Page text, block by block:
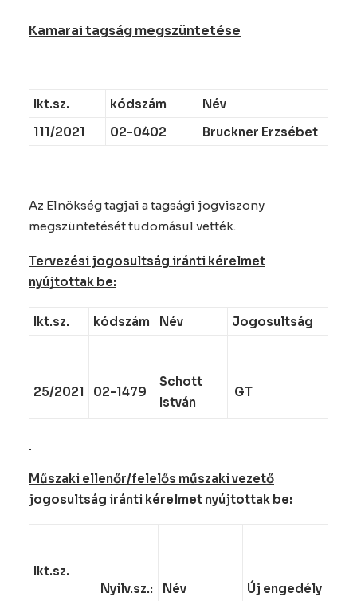
Kamarai tagság megszüntetése
Ikt.sz. kódszám
Név
111/2021
02-0402 Bruckner Erzsébet
Az Elnökség tagjai a tagsági jogviszony
megszüntetését tudomásul vették.
Tervezési jogosultság iránti kérelmet
nyújtottak be:
Ikt.sz. kódszám Név Jogosultság
25/2021 02-1479
Schott
István
GT
Műszaki ellenőr/felelős műszaki vezető
jogosultság iránti kérelmet nyújtottak be:
Ikt.sz.
Nyilv.sz.:
Név Új engedély